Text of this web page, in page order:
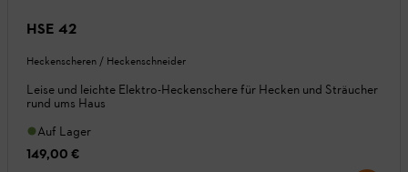
HSE 42
Heckenscheren / Heckenschneider
Leise und leichte Elektro-Heckenschere für Hecken und Sträucher
rund ums Haus
Auf Lager
149,00 €